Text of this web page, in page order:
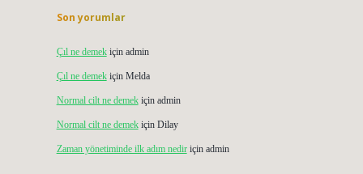
Son yorumlar
Çıl ne demekiçin admin
Çıl ne demekiçin Melda
Normal cilt ne demekiçin admin
Normal cilt ne demekiçin Dilay
Zaman yönetiminde ilk adım nediriçin admin